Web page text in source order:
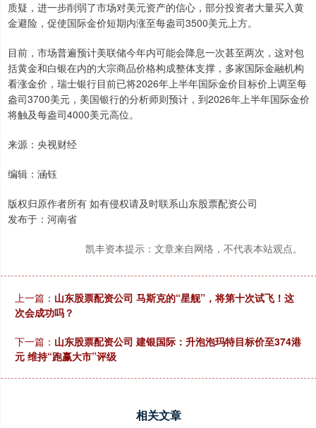
质疑，进一步削弱了市场对美元资产的信心，部分投资者大量买入黄
金避险，促使国际金价短期内涨至每盎司3500美元上方。
目前，市场普遍预计美联储今年内可能会降息一次甚至两次，这对包
括黄金和白银在内的大宗商品价格构成整体支撑，多家国际金融机构
看涨金价，瑞士银行目前已将2026年上半年国际金价目标价上调至每
盎司3700美元，美国银行的分析师则预计，到2026年上半年国际金价
将触及每盎司4000美元高位。
来源：央视财经
编辑：涵钰
版权归原作者所有 如有侵权请及时联系山东股票配资公司
发布于：河南省
凯丰资本提示：文章来自网络，不代表本站观点。
上一篇： 山东股票配资公司 马斯克的“星舰”，将第十次试飞！这
次会成功吗？
下一篇： 山东股票配资公司 建银国际：升泡泡玛特目标价至374港
元 维持“跑赢大市”评级
相关文章